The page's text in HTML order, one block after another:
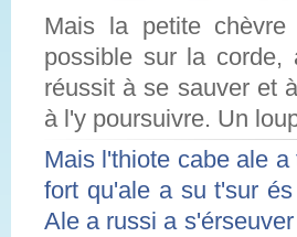
Mais la petite
possible sur la
réussit à se sauver et
à l'y poursuivre. Un
Mais l'thiote cabe ale
fort qu'ale a su t'sur
Ale a russi a